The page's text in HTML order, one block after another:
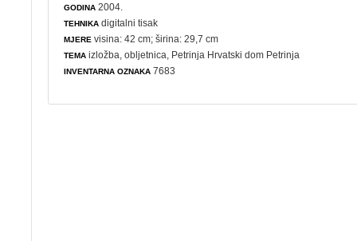
GODINA 2004.
TEHNIKA digitalni tisak
MJERE visina: 42 cm; širina: 29,7 cm
TEMA izložba ,obljetnica , Petrinja Hrvatski dom Petrinja
INVENTARNA OZNAKA 7683